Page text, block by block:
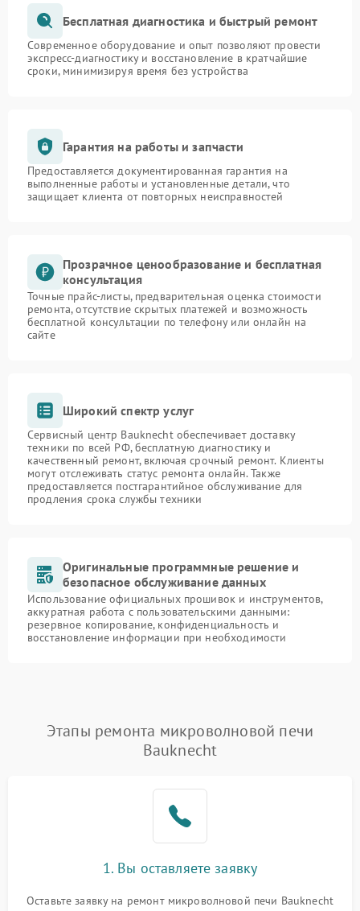
Бесплатная диагностика и быстрый ремонт
Современное оборудование и опыт позволяют провести
экспресс-диагностику и восстановление в кратчайшие
сроки, минимизируя время без устройства
Гарантия на работы и запчасти
Предоставляется документированная гарантия на
выполненные работы и установленные детали, что
защищает клиента от повторных неисправностей
Прозрачное ценообразование и бесплатная
консультация
Точные прайс-листы, предварительная оценка стоимости
ремонта, отсутствие скрытых платежей и возможность
бесплатной консультации по телефону или онлайн на
сайте
Широкий спектр услуг
Сервисный центр Bauknecht обеспечивает доставку
техники по всей РФ, бесплатную диагностику и
качественный ремонт, включая срочный ремонт. Клиенты
могут отслеживать статус ремонта онлайн. Также
предоставляется постгарантийное обслуживание для
продления срока службы техники
Оригинальные программные решение и
безопасное обслуживание данных
Использование официальных прошивок и инструментов,
аккуратная работа с пользовательскими данными:
резервное копирование, конфиденциальность и
восстановление информации при необходимости
Этапы ремонта микроволновой печи
Bauknecht
1. Вы оставляете заявку
Оставьте заявку на ремонт микроволновой печи Bauknecht